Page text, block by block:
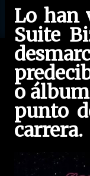
Lo han
Suite
o
punto
carrera.